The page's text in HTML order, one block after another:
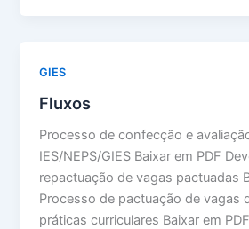
GIES
Fluxos
Processo de confecção e
IES/NEPS/GIES Baixar em PDF
repactuação de vagas pactuadas
Processo de pactuação de vagas
práticas curriculares Baixar em